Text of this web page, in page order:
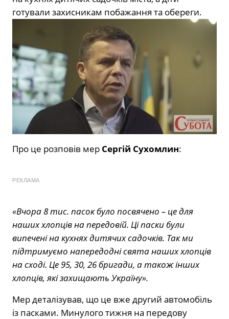
готували захисникам побажання та обереги.
Про це розповів мер Сергій Сухомлин:
РЕКЛАМА
«Вчора 8 тис. пасок було посвячено – це для
наших хлопців на передовій. Ці паски були
випечені на кухнях дитячих садочків. Так ми
підтримуємо напередодні свята наших хлопців
на сході. Це 95, 30, 26 бригади, а також інших
хлопців, які захищають Україну».
Мер деталізував, що це вже другий автомобіль
із пасками. Минулого тижня на передову